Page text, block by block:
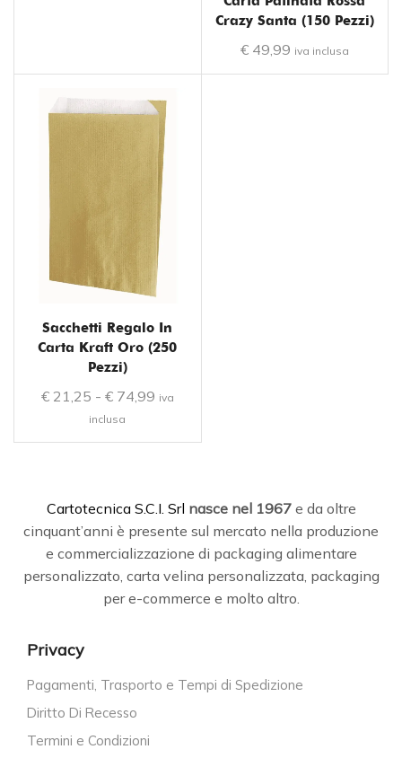
Crazy Santa (150 Pezzi)
€49,99 iva inclusa
Sacchetti Regalo In
Carta Kraft Oro (250
Pezzi)
€21,25 - €74,99 iva
inclusa
Cartotecnica S.C.I. Srl nasce nel 1967e da oltre
cinquant’anni è presente sul mercato nella produzione
e commercializzazione di packaging alimentare
personalizzato, carta velina personalizzata, packaging
per e-commerce e molto altro.
Privacy
Pagamenti, Trasporto e Tempi di Spedizione
Diritto Di Recesso
Termini e Condizioni